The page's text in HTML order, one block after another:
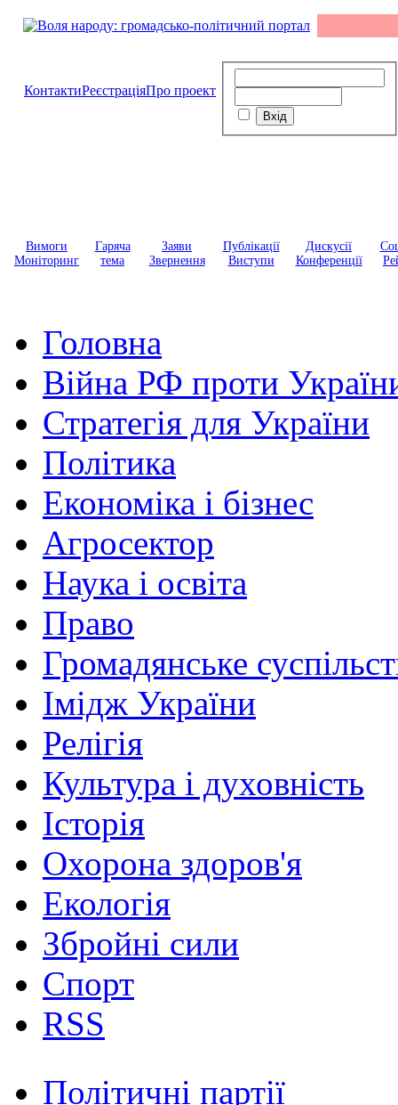
КонтактиРеєстраціяПро проект
Вимоги
Моніторинг
Гаряча
тема
Заяви
Звернення
Публікації
Виступи
Дискусії
Конференції
Головна
Війна РФ проти
Стратегія для України
Політика
Економіка і бізнес
Агросектор
Наука і освіта
Право
Громадянське
Імідж України
Релігія
Культура і духовність
Історія
Охорона здоров'я
Екологія
Збройні сили
Спорт
RSS
Політичні партії